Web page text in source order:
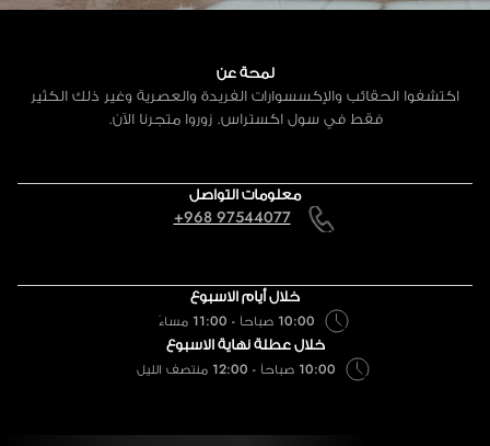
لمحة عن
اكتشفوا الحقائب والإكسسوارات الفريدة والعصرية وغير ذلك الكثير
فقط في سول اكستراس. زوروا متجرنا الآن.
معلومات التواصل
+968 97544077
خلال أيام الاسبوع
10:00 صباحاً - 11:00 مساءً
خلال عطلة نهاية الاسبوع
10:00 صباحاً - 12:00 منتصف الليل